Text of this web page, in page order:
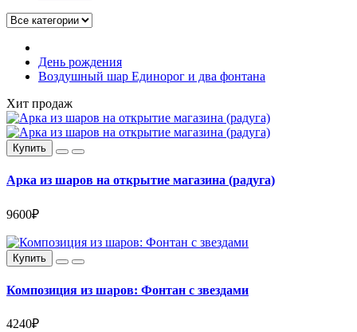
День рождения
Воздушный шар Единорог и два фонтана
Хит продаж
Купить
Арка из шаров на открытие магазина (радуга)
9600₽
Купить
Композиция из шаров: Фонтан с звездами
4240₽